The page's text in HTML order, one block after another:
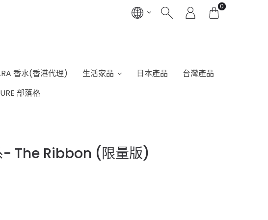
0
香水(香港代理) 生活家品 日本產品
台灣產品
部落格
- The Ribbon (限量版)